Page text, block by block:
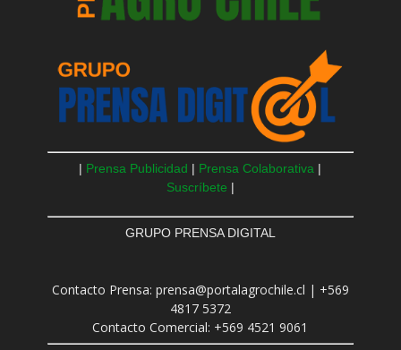
| Prensa Publicidad | Prensa Colaborativa |
Suscríbete |
GRUPO PRENSA DIGITAL
Contacto Prensa: prensa@portalagrochile.cl | +569
4817 5372
Contacto Comercial: +569 4521 9061